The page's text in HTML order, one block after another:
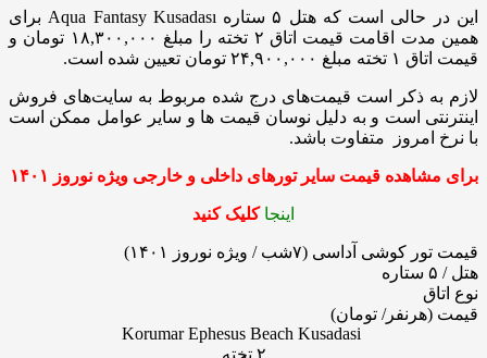
این در حالی است که هتل ۵ ستاره Aqua Fantasy Kusadası برای
همین مدت اقامت قیمت اتاق ۲ تخته را مبلغ ۱۸,۳۰۰,۰۰۰ تومان و
قیمت اتاق ۱ تخته مبلغ ۲۴,۹۰۰,۰۰۰ تومان تعیین شده است.
لازم به ذکر است قیمت‌های درج شده مربوط به سایت‌های فروش
اینترنتی است و به دلیل نوسان قیمت ها و سایر عوامل ممکن است
با نرخ امروز متفاوت باشد.
برای مشاهده قیمت سایر تورهای داخلی و خارجی ویژه نوروز ۱۴۰۱
اینجا کلیک کنید
قیمت تور کوشی آداسی (۷شب / ویژه نوروز ۱۴۰۱)
هتل / ۵ ستاره
نوع اتاق
قیمت (هرنفر/ تومان)
۲ تخته